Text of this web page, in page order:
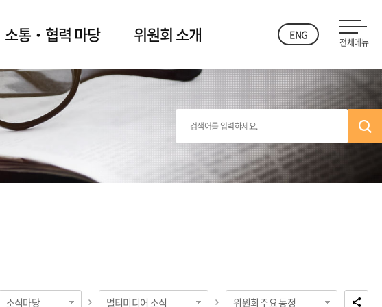
소통‧협력 마당 위원회 소개 ENG
전체메뉴
소식마당 멀티미디어 소식 위원회 주요 동정